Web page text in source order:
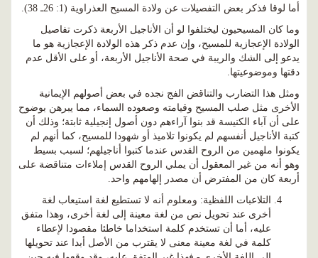
أما لوقا فذكر بعض التفصيلات عن ولادة المسيح العذراوية (1: 26ـ 38).
وما كان المسيحيون ليختلفوا لو أن الأناجيل الأربعة ذكرت تفاصيل
الولادة الإعجازية للمسيح، وإن عدم ذكر هذه الولادة الإعجازية هو ما
يدعو إلى الشك والريبة في صحة الأناجيل الأربعة، أو على الأقل عدم
دقتها وموضوعيتها.
ومثل هذا التضارب والتناقض الفج نجده في بعض أصولهم الإيمانية
الأخرى مثل صلب المسيح وقيامته وصعوده السماء، مما يبرهن بوضوح
على أن آباء الكنيسة قد بنوا آراءهم دون أصول إنجيلية ثابتة؛ وذلك أن
كتبة الأناجيل أنفسهم لم يكونوا تلاميذ أو شهودا للمسيح، كما أنهم لم
يكونوا ملهمين من الروح القدس عندما كتبوا أناجيلهم؛ لسبب بسيط
وهو أنه من غير المعقول أن يملي الروح القدس إملاءات متناقضة على
أربعة كان من المفترض أن مصدر إلهامهم واحد.
التلاعبات اللفظية: ومعلوم أنه لا تستطيع لغة استيعاب لغة
أخرى عند تحويل نص من لغة معينة إلى لغة أخرى، وهذا متفق
عليه، أما أن تستخدم كلمة استخداما خاطئا مقصودا لإعطاء
كلمة في لغة معينة معنى لا يقترب من الأصل أبدا عند تحويلها